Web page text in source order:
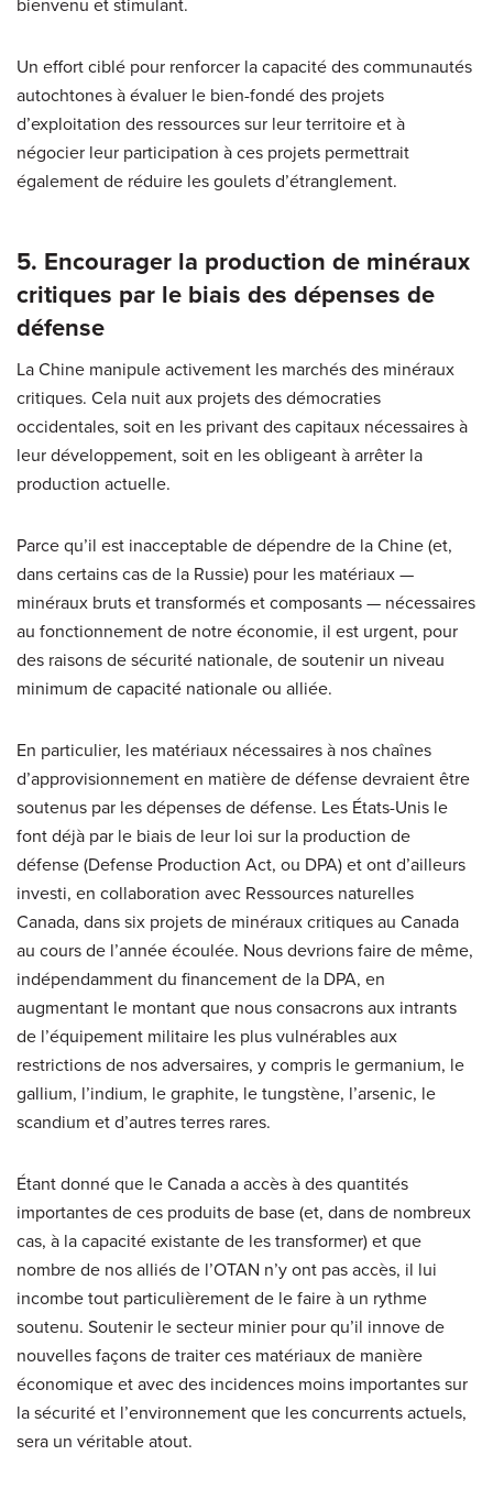
Un effort ciblé pour renforcer la capacité des communautés
autochtones à évaluer le bien-fondé des projets
d’exploitation des ressources sur leur territoire et à
négocier leur participation à ces projets permettrait
également de réduire les goulets d’étranglement.
5. Encourager la production de minéraux
critiques par le biais des dépenses de
défense
La Chine manipule activement les marchés des minéraux
critiques. Cela nuit aux projets des démocraties
occidentales, soit en les privant des capitaux nécessaires à
leur développement, soit en les obligeant à arrêter la
production actuelle.
Parce qu’il est inacceptable de dépendre de la Chine (et,
dans certains cas de la Russie) pour les matériaux —
minéraux bruts et transformés et composants — nécessaires
au fonctionnement de notre économie, il est urgent, pour
des raisons de sécurité nationale, de soutenir un niveau
minimum de capacité nationale ou alliée.
En particulier, les matériaux nécessaires à nos chaînes
d’approvisionnement en matière de défense devraient être
soutenus par les dépenses de défense. Les États-Unis le
font déjà par le biais de leur loi sur la production de
défense (Defense Production Act, ou DPA) et ont d’ailleurs
investi, en collaboration avec Ressources naturelles
Canada, dans six projets de minéraux critiques au Canada
au cours de l’année écoulée. Nous devrions faire de même,
indépendamment du financement de la DPA, en
augmentant le montant que nous consacrons aux intrants
de l’équipement militaire les plus vulnérables aux
restrictions de nos adversaires, y compris le germanium, le
gallium, l’indium, le graphite, le tungstène, l’arsenic, le
scandium et d’autres terres rares.
Étant donné que le Canada a accès à des quantités
importantes de ces produits de base (et, dans de nombreux
cas, à la capacité existante de les transformer) et que
nombre de nos alliés de l’OTAN n’y ont pas accès, il lui
incombe tout particulièrement de le faire à un rythme
soutenu. Soutenir le secteur minier pour qu’il innove de
nouvelles façons de traiter ces matériaux de manière
économique et avec des incidences moins importantes sur
la sécurité et l’environnement que les concurrents actuels,
sera un véritable atout.